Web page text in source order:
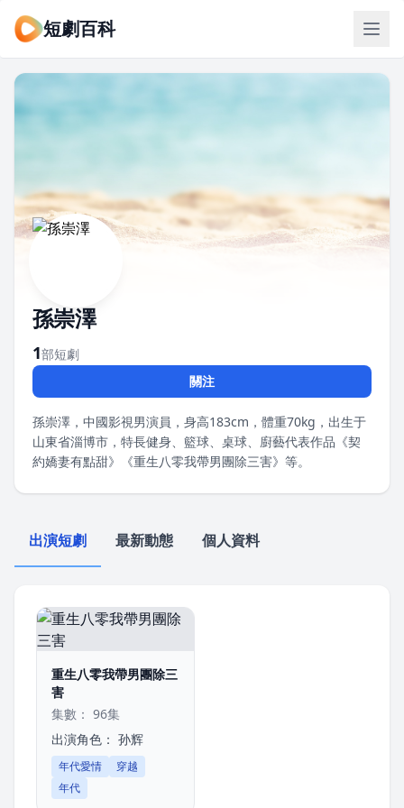
短劇百科
孫崇澤
1部短劇
關注
孫崇澤，中國影視男演員，身高183cm，體重70kg，出生于
山東省淄博市，特長健身、籃球、桌球、廚藝代表作品《契
約嬌妻有點甜》《重生八零我帶男團除三害》等。
出演短劇 最新動態 個人資料
重生八零我帶男團除三
害
集數： 96集
出演角色： 孙辉
年代愛情
穿越
年代